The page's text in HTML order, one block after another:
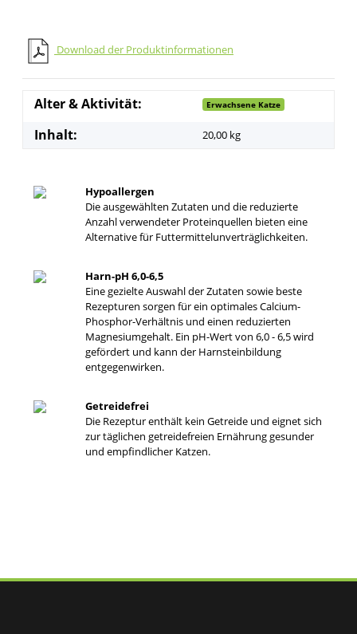
Download der Produktinformationen
Alter & Aktivität: Erwachsene Katze
Inhalt: 20,00 kg
Hypoallergen
Die ausgewählten Zutaten und die reduzierte
Anzahl verwendeter Proteinquellen bieten eine
Alternative für Futtermittelunverträglichkeiten.
Harn-pH 6,0-6,5
Eine gezielte Auswahl der Zutaten sowie beste
Rezepturen sorgen für ein optimales Calcium-
Phosphor-Verhältnis und einen reduzierten
Magnesiumgehalt. Ein pH-Wert von 6,0 - 6,5 wird
gefördert und kann der Harnsteinbildung
entgegenwirken.
Getreidefrei
Die Rezeptur enthält kein Getreide und eignet sich
zur täglichen getreidefreien Ernährung gesunder
und empfindlicher Katzen.